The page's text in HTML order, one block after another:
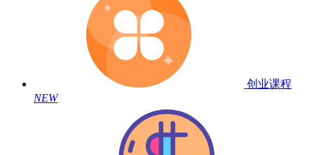
创业课程
NEW